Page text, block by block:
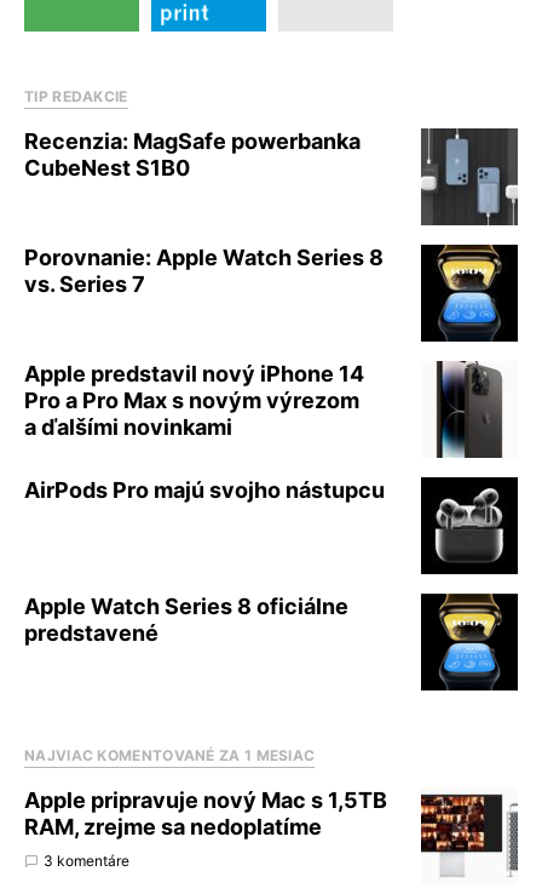
TIP REDAKCIE
Recenzia: MagSafe powerbanka
CubeNest S1B0
Porovnanie: Apple Watch Series 8
vs. Series 7
Apple predstavil nový iPhone 14
Pro a Pro Max s novým výrezom
a ďalšími novinkami
AirPods Pro majú svojho nástupcu
Apple Watch Series 8 oficiálne
predstavené
NAJVIAC KOMENTOVANÉ ZA 1 MESIAC
Apple pripravuje nový Mac s 1,5TB
RAM, zrejme sa nedoplatíme
3 komentáre